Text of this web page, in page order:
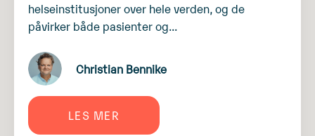
helseinstitusjoner over hele verden, og de
påvirker både pasienter og...
Christian Bennike
LES MER